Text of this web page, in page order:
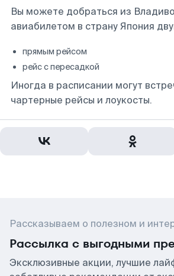
Вы можете добраться из
авиабилетом в страну Япония
прямым рейсом
рейс с пересадкой
Иногда в расписании могут
чартерные рейсы и лоукосты.
Рассказываем о полезном и
Рассылка с выгодными
Эксклюзивные акции, лучшие